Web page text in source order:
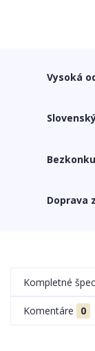
Vysoká
Doprava
Kompletné
Komentáre 0